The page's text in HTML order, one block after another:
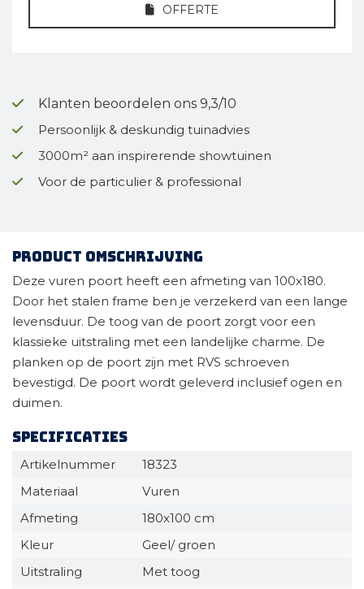
OFFERTE
Klanten beoordelen ons 9,3/10
Persoonlijk & deskundig tuinadvies
3000m² aan inspirerende showtuinen
Voor de particulier & professional
Product omschrijving
Deze vuren poort heeft een afmeting van 100x180.
Door het stalen frame ben je verzekerd van een lange
levensduur. De toog van de poort zorgt voor een
klassieke uitstraling met een landelijke charme. De
planken op de poort zijn met RVS schroeven
bevestigd. De poort wordt geleverd inclusief ogen en
duimen.
Specificaties
Artikelnummer
18323
Materiaal
Vuren
Afmeting
180x100 cm
Kleur
Geel/ groen
Uitstraling
Met toog